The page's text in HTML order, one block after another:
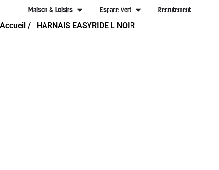
Maison & Loisirs
Espace vert Recrutement
Accueil / HARNAIS EASYRIDE L NOIR